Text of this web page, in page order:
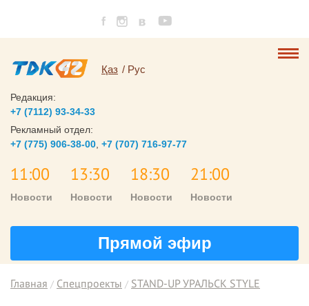
Қаз Рус
Редакция:
+7 (7112) 93-34-33
Рекламный отдел:
+7 (775) 906-38-00 +7 (707) 716-97-77
11:00
Новости
13:30
Новости
18:30
Новости
21:00
Новости
Прямой эфир
Главная Спецпроекты STAND-UP УРАЛЬСК STYLE